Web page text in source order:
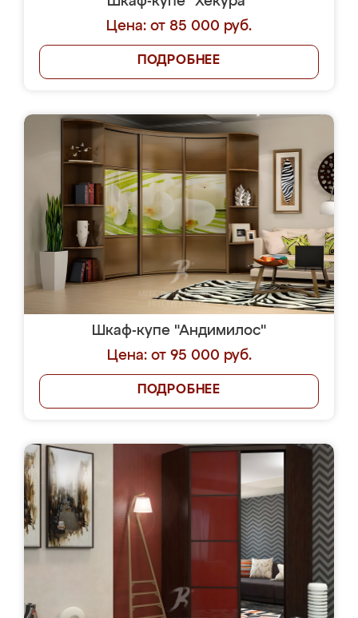
Цена: от 85 000 руб.
ПОДРОБНЕЕ
Шкаф-купе "Андимилос"
Цена: от 95 000 руб.
ПОДРОБНЕЕ